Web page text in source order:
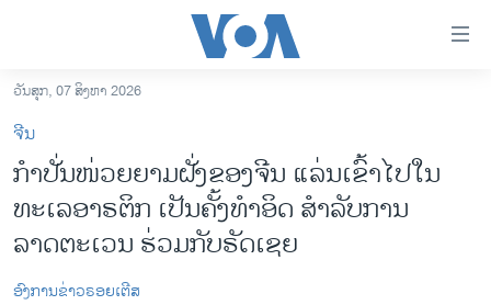
ເຂົ້າ
ຫາ
ຂ້າມ
ຂ້າມ
ໄປ
ຫາ
ຊອກ
ລາວ
ການເລືອກຕັ້ງ ປະທານາທີບໍດີ ສະຫະລັດ 2024
ວັນສຸກ, 07 ສິງຫາ 2026
ຈີນ
ກຳປັ່ນໜ່ວຍຍາມຝັ່ງຂອງຈີນ ແລ່ນເຂົ້າໄປໃນ
ທະເລອາຣຕິກ ເປັນຄັ້ງທຳອິດ ສຳລັບການ
ລາດຕະເວນ ຮ່ວມກັບຣັດເຊຍ
ອົງການຂ່າວຣອຍເຕີສ